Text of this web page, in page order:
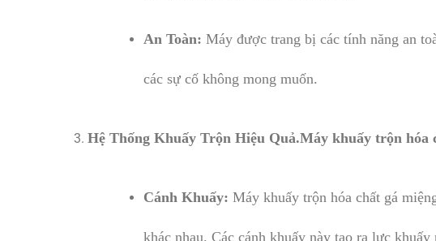
An Toàn: Máy được trang bị các tính năng an
các sự cố không mong muốn.
Hệ Thống Khuấy Trộn Hiệu Quả.Máy khuấy trộn hóa
Cánh Khuấy: Máy khuấy trộn hóa chất gá
khác nhau. Các cánh khuấy này tạo ra lực